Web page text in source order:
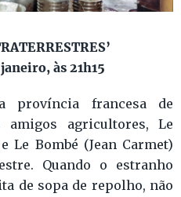
às 21h15
província francesa de
amigos agricultores, Le
Le Bombé (Jean Carmet)
Quando o estranho
de sopa de repolho, não